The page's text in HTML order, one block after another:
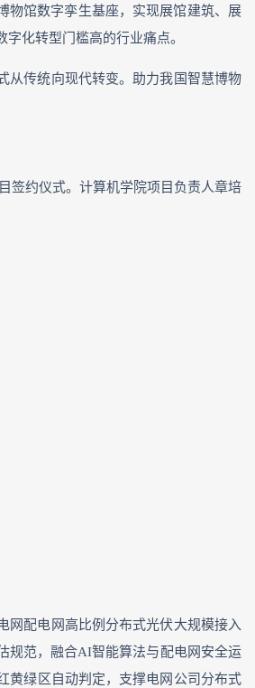
物馆数字孪生基座，实现展馆建筑、展
化转型门槛高的行业痛点。
从传统向现代转变。助力我国智慧博物
签约仪式。计算机学院项目负责人章培
网配电网高比例分布式光伏大规模接入
规范，融合AI智能算法与配电网安全运
黄绿区自动判定，支撑电网公司分布式